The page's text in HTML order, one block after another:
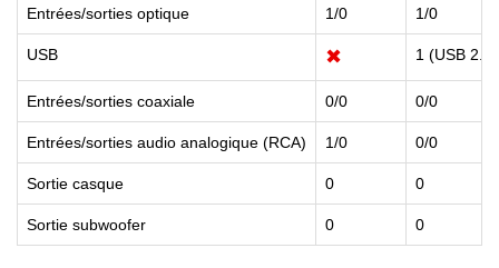
Entrées/sorties optique 1/0 1/0
USB ✖ 1 (USB 2.0)
Entrées/sorties coaxiale 0/0 0/0
Entrées/sorties audio analogique (RCA) 1/0 0/0
Sortie casque 0 0
Sortie subwoofer 0 0